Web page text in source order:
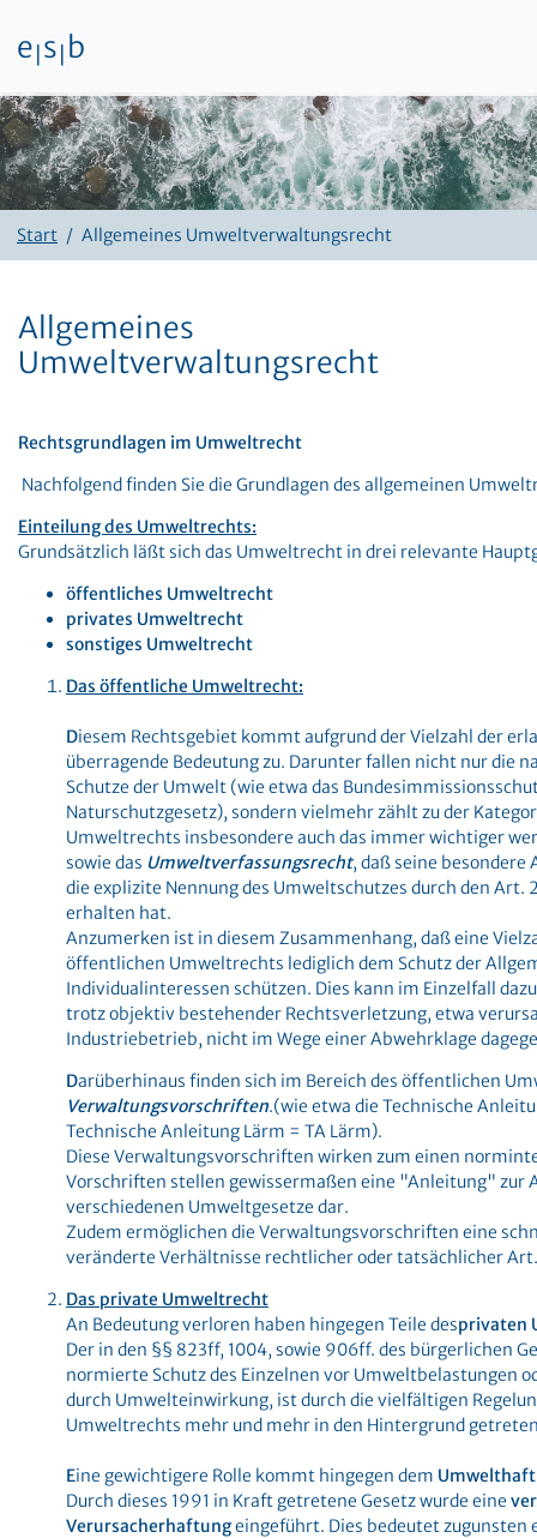
Zum Inhalt
e s b
Start Allgemeines Umweltverwaltungsrecht
Allgemeines
Umweltverwaltungsrecht
Rechtsgrundlagen im Umweltrecht
Nachfolgend finden Sie die Grundlagen des allgemeinen
Einteilung des Umweltrechts:
Grundsätzlich läßt sich das Umweltrecht in drei relevante
öffentliches Umweltrecht
privates Umweltrecht
sonstiges Umweltrecht
Das öffentliche Umweltrecht:
Diesem Rechtsgebiet kommt aufgrund der Vielzahl der
überragende Bedeutung zu. Darunter fallen nicht nur die
Schutze der Umwelt (wie etwa das
Naturschutzgesetz), sondern vielmehr zählt zu der
Umweltrechts insbesondere auch das immer wichtiger
sowie das Umweltverfassungsrecht, daß seine besondere
die explizite Nennung des Umweltschutzes durch den Art.
erhalten hat.
Anzumerken ist in diesem Zusammenhang, daß eine
öffentlichen Umweltrechts lediglich dem Schutz der
Individualinteressen schützen. Dies kann im Einzelfall
trotz objektiv bestehender Rechtsverletzung, etwa
Industriebetrieb, nicht im Wege einer Abwehrklage
Darüberhinaus finden sich im Bereich des öffentlichen
Verwaltungsvorschriften.(wie etwa die Technische
Technische Anleitung Lärm = TA Lärm).
Diese Verwaltungsvorschriften wirken zum einen
Vorschriften stellen gewissermaßen eine "Anleitung" zur
verschiedenen Umweltgesetze dar.
Zudem ermöglichen die Verwaltungsvorschriften eine
veränderte Verhältnisse rechtlicher oder tatsächlicher Art.
Das private Umweltrecht
An Bedeutung verloren haben hingegen Teile desprivaten
Der in den §§ 823ff, 1004, sowie 906ff. des bürgerlichen
normierte Schutz des Einzelnen vor Umweltbelastungen
durch Umwelteinwirkung, ist durch die vielfältigen
Umweltrechts mehr und mehr in den Hintergrund
Eine gewichtigere Rolle kommt hingegen dem
Durch dieses 1991 in Kraft getretene Gesetz wurde eine
Verursacherhaftungeingeführt. Dies bedeutet zugunsten